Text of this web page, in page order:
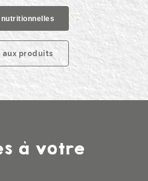
nutritionnelles
aux produits
à votre